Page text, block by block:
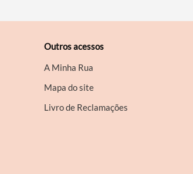
Outros acessos
A Minha Rua
Mapa do site
Livro de Reclamações